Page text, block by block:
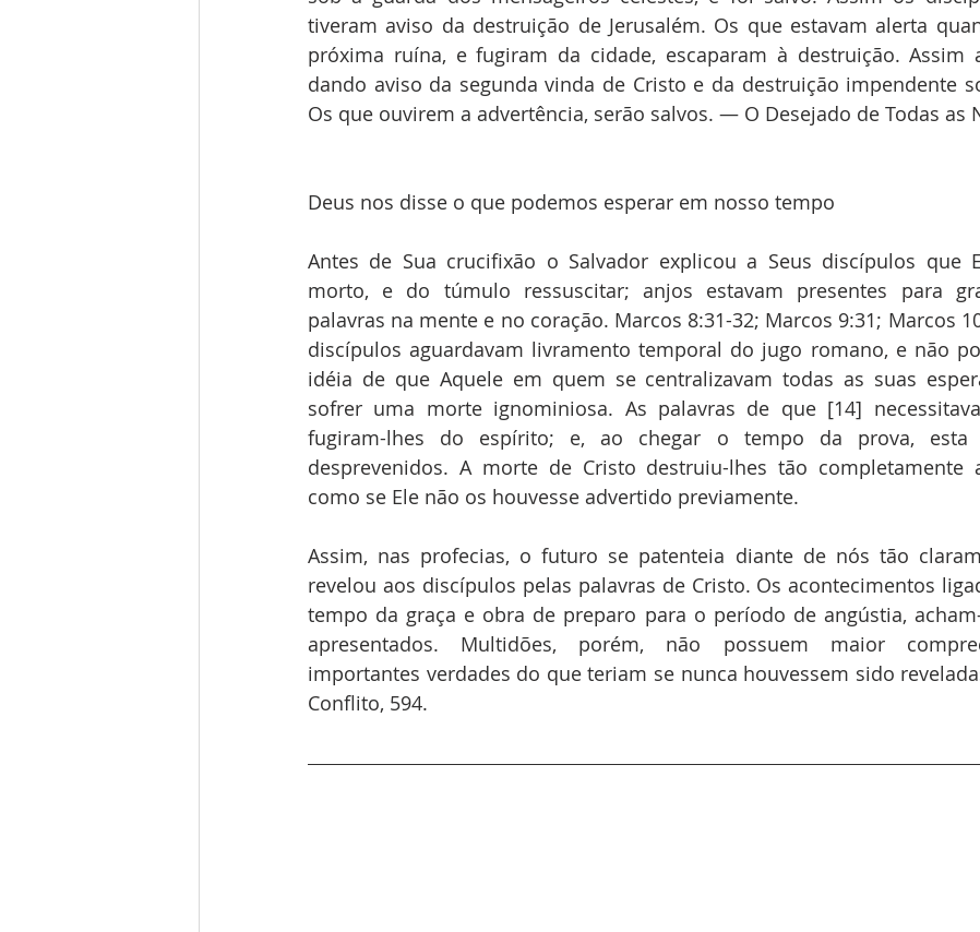
tiveram aviso da destruição de Jerusalém. Os que estavam alerta
próxima ruína, e fugiram da cidade, escaparam à destruição. Assim
dando aviso da segunda vinda de Cristo e da destruição impendente
Os que ouvirem a advertência, serão salvos. — O Desejado de Todas as
Deus nos disse o que podemos esperar em nosso tempo
Antes de Sua crucifixão o Salvador explicou a Seus discípulos que
morto, e do túmulo ressuscitar; anjos estavam presentes para
palavras na mente e no coração. Marcos 8:31-32; Marcos 9:31; Marcos
discípulos aguardavam livramento temporal do jugo romano, e não
idéia de que Aquele em quem se centralizavam todas as suas
sofrer uma morte ignominiosa. As palavras de que [14]
fugiram-lhes do espírito; e, ao chegar o tempo da prova, esta
desprevenidos. A morte de Cristo destruiu-lhes tão completamente
como se Ele não os houvesse advertido previamente.
Assim, nas profecias, o futuro se patenteia diante de nós tão
revelou aos discípulos pelas palavras de Cristo. Os acontecimentos
tempo da graça e obra de preparo para o período de angústia,
apresentados. Multidões, porém, não possuem maior
importantes verdades do que teriam se nunca houvessem sido
Conflito, 594.